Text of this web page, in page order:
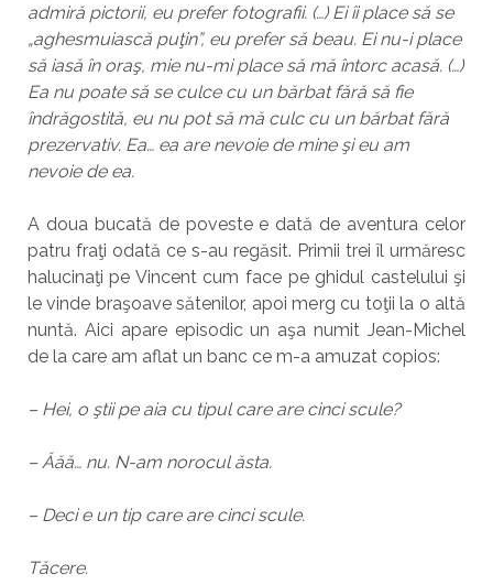
admiră pictorii, eu prefer fotografii. (…) Ei îi place să se
„aghesmuiască puţin”, eu prefer să beau. Ei nu-i place
să iasă în oraş, mie nu-mi place să mă întorc acasă. (…)
Ea nu poate să se culce cu un bărbat fără să fie
îndrăgostită, eu nu pot să mă culc cu un bărbat fără
prezervativ. Ea… ea are nevoie de mine şi eu am
nevoie de ea.
A doua bucată de poveste e dată de aventura celor
patru fraţi odată ce s-au regăsit. Primii trei îl urmăresc
halucinaţi pe Vincent cum face pe ghidul castelului şi
le vinde braşoave sătenilor, apoi merg cu toţii la o altă
nuntă. Aici apare episodic un aşa numit Jean-Michel
de la care am aflat un banc ce m-a amuzat copios:
– Hei, o ştii pe aia cu tipul care are cinci scule?
– Ăăă… nu. N-am norocul ăsta.
– Deci e un tip care are cinci scule.
Tăcere.